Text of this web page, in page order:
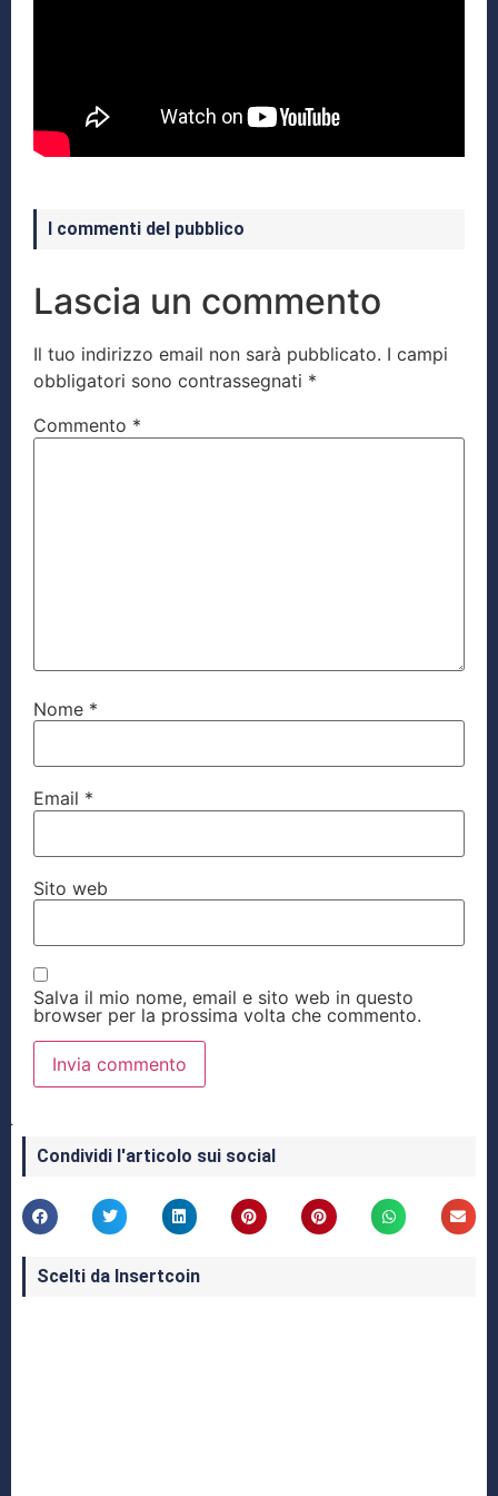
I commenti del pubblico
Lascia un commento
Il tuo indirizzo email non sarà pubblicato. I campi
obbligatori sono contrassegnati *
Commento *
Nome *
Email *
Sito web
Salva il mio nome, email e sito web in questo
browser per la prossima volta che commento.
Condividi l'articolo sui social
Scelti da Insertcoin